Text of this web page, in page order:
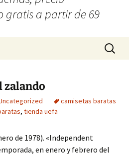
gratis a partir de 69
Buscar:
zalando
camisetas baratas
, tienda uefa
de 1978). «Independent
en enero y febrero del